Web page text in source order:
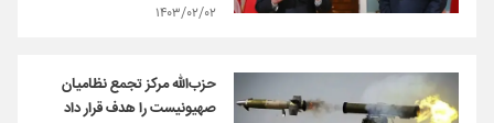
۱۴۰۳/۰۲/۰۲
حزب‌الله مرکز تجمع نظامیان
صهیونیست را هدف قرار داد